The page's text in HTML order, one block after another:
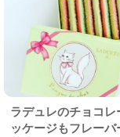
ラデュレのチョコレ
ッケージもフレーバ